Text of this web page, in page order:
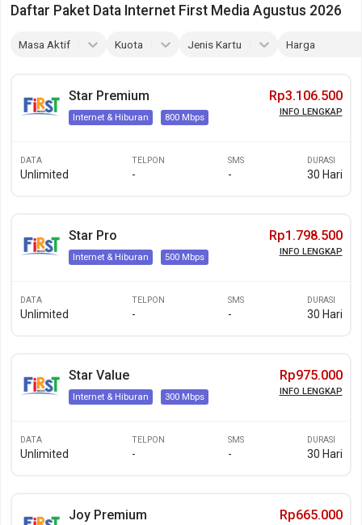
Daftar Paket Data Internet First Media Agustus 2026
Masa Aktif Kuota Jenis Kartu Harga
Star Premium
Internet & Hiburan 800 Mbps
Rp3.106.500
INFO LENGKAP
DATA
Unlimited
TELPON
-
SMS
-
DURASI
30 Hari
Star Pro
Internet & Hiburan 500 Mbps
Rp1.798.500
INFO LENGKAP
DATA
Unlimited
TELPON
-
SMS
-
DURASI
30 Hari
Star Value
Internet & Hiburan 300 Mbps
Rp975.000
INFO LENGKAP
DATA
Unlimited
TELPON
-
SMS
-
DURASI
30 Hari
Joy Premium Rp665.000